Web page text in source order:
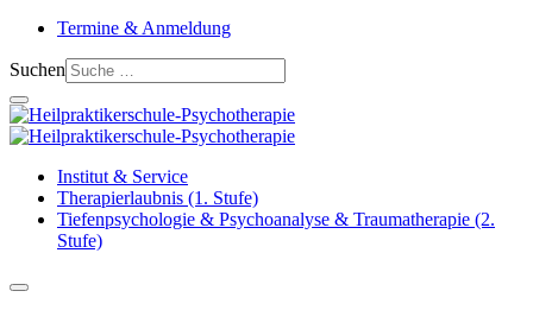
Termine & Anmeldung
Suchen
Institut & Service
Therapierlaubnis (1. Stufe)
Tiefenpsychologie & Psychoanalyse & Traumatherapie (2.
Stufe)